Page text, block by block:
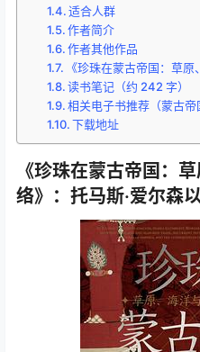
适合人群
作者简介
作者其他作品
《珍珠在蒙古帝国：草
读书笔记（约 242 字）
相关电子书推荐（蒙古帝
下载地址
《珍珠在蒙古帝国：
络》：托马斯·爱尔森